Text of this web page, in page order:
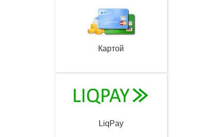
Картой
LiqPay